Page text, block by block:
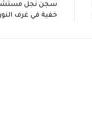
سجن نجل
خفية في غرف